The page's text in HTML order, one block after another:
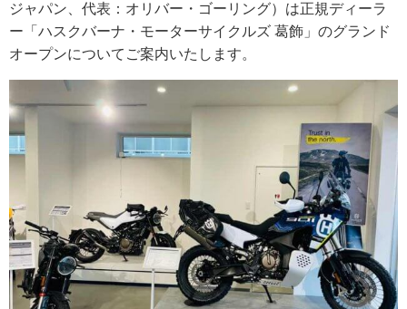
ジャパン、代表：オリバー・ゴーリング）は正規ディーラ
ー「ハスクバーナ・モーターサイクルズ 葛飾」のグランド
オープンについてご案内いたします。